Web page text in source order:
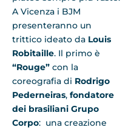
A Vicenza i BJM
presenteranno un
trittico ideato da Louis
Robitaille. Il primo è
“Rouge” con la
coreografia di Rodrigo
Pederneiras, fondatore
dei brasiliani Grupo
Corpo: una creazione